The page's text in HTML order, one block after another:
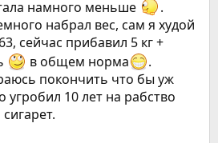
намного меньше
.
набрал вес, сам я худой
сейчас прибавил 5 кг +
в общем норма
.
покончить что бы уж
угробил 10 лет на рабство